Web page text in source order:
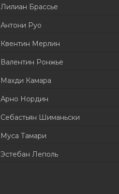
Лилиан Брассье
Антони Руо
Квентин Мерлин
Валентин Ронжье
Махди Камара
Арно Нордин
Себастьян Шиманьски
Муса Тамари
Эстебан Леполь